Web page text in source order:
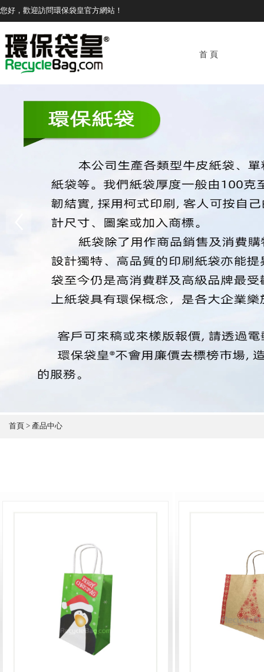
您好，歡迎訪問環保袋皇官方網站！
首 頁
首頁 > 產品中心